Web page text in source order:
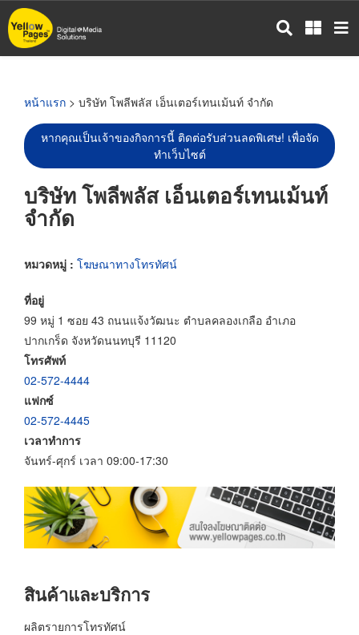
ข้าม
ไป
หน้าแรก > บริษัท โพลีพลัส เอ็นเตอร์เทนเม้นท์ จำกัด
หากคุณเป็นเจ้าของกิจการนี้ ติดต่อรับส่วนลดพิเศษ! เพื่อจัด
ทำเว็บไซต์
บริษัท โพลีพลัส เอ็นเตอร์เทนเม้นท์
จำกัด
หมวดหมู่ : โฆษณาทางโทรทัศน์
ที่อยู่
99 หมู่ 1 ซอย 43 ถนนแจ้งวัฒนะ ตำบลคลองเกลือ อำเภอ
ปากเกร็ด จังหวัดนนทบุรี 11120
โทรศัพท์
02-572-4444
แฟกซ์
02-572-4445
เวลาทำการ
จันทร์-ศุกร์ เวลา 09:00-17:30
สินค้าและบริการ
ผลิตรายการโทรทัศน์